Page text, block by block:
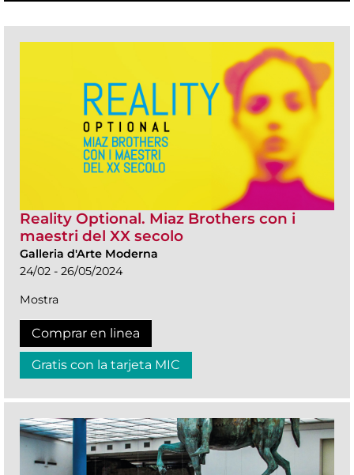
Reality Optional. Miaz Brothers con i
maestri del XX secolo
Galleria d'Arte Moderna
24/02 - 26/05/2024
Mostra
Comprar en linea
Gratis con la tarjeta MIC